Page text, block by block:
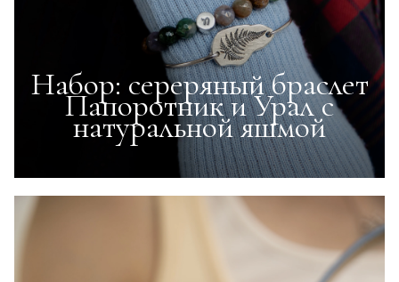
Набор: сереряный браслет
Папоротник и Урал с
натуральной яшмой